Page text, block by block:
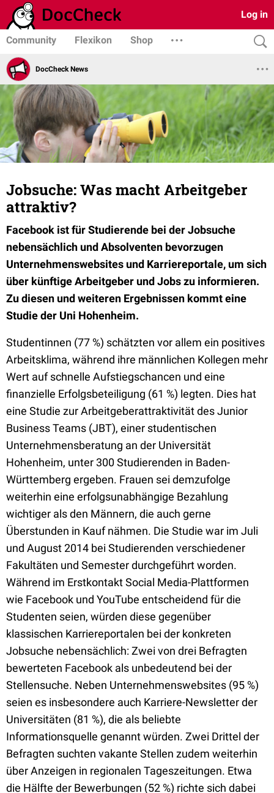
Log in
Community Flexikon Shop
DocCheck News
Jobsuche: Was macht Arbeitgeber
attraktiv?
Facebook ist für Studierende bei der Jobsuche
nebensächlich und Absolventen bevorzugen
Unternehmenswebsites und Karriereportale, um sich
über künftige Arbeitgeber und Jobs zu informieren.
Zu diesen und weiteren Ergebnissen kommt eine
Studie der Uni Hohenheim.
Studentinnen (77 %) schätzten vor allem ein positives
Arbeitsklima, während ihre männlichen Kollegen mehr
Wert auf schnelle Aufstiegschancen und eine
finanzielle Erfolgsbeteiligung (61 %) legten. Dies hat
eine Studie zur Arbeitgeberattraktivität des Junior
Business Teams (JBT), einer studentischen
Unternehmensberatung an der Universität
Hohenheim, unter 300 Studierenden in Baden-
Württemberg ergeben. Frauen sei demzufolge
weiterhin eine erfolgsunabhängige Bezahlung
wichtiger als den Männern, die auch gerne
Überstunden in Kauf nähmen. Die Studie war im Juli
und August 2014 bei Studierenden verschiedener
Fakultäten und Semester durchgeführt worden.
Während im Erstkontakt Social Media-Plattformen
wie Facebook und YouTube entscheidend für die
Studenten seien, würden diese gegenüber
klassischen Karriereportalen bei der konkreten
Jobsuche nebensächlich: Zwei von drei Befragten
bewerteten Facebook als unbedeutend bei der
Stellensuche. Neben Unternehmenswebsites (95 %)
seien es insbesondere auch Karriere-Newsletter der
Universitäten (81 %), die als beliebte
Informationsquelle genannt würden. Zwei Drittel der
Befragten suchten vakante Stellen zudem weiterhin
über Anzeigen in regionalen Tageszeitungen. Etwa
die Hälfte der Bewerbungen (52 %) richte sich dabei